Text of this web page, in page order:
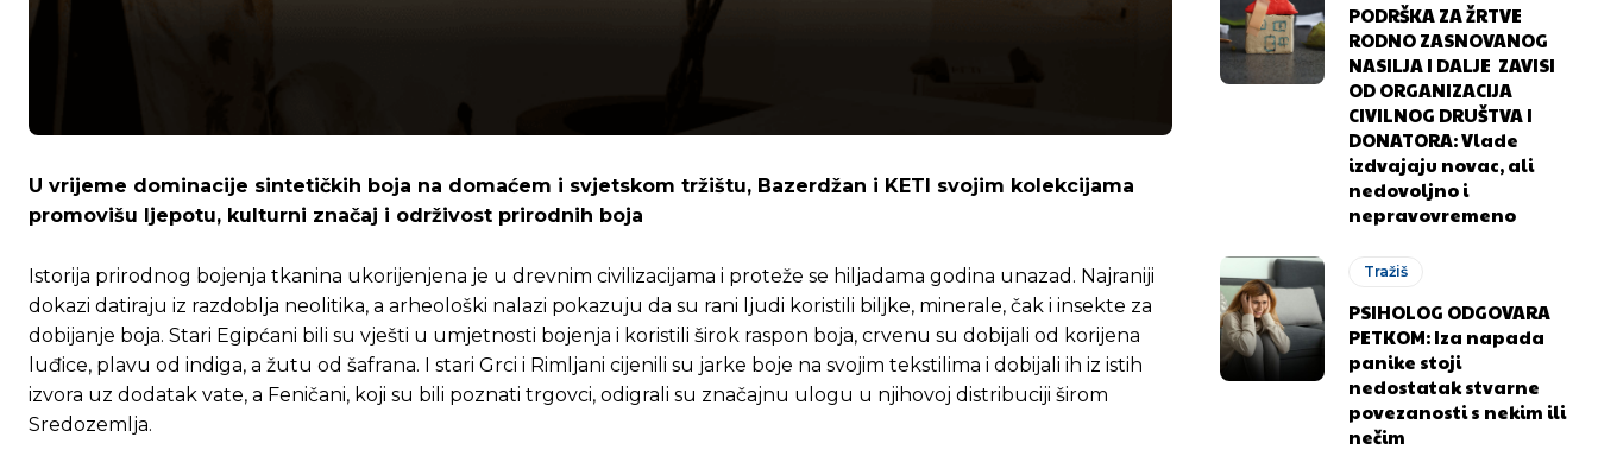
U vrijeme dominacije sintetičkih boja na domaćem i svjetskom tržištu, Bazerdžan i KETI svojim kolekcijama
promovišu ljepotu, kulturni značaj i održivost prirodnih boja
Istorija prirodnog bojenja tkanina ukorijenjena je u drevnim civilizacijama i proteže se hiljadama godina unazad. Najraniji
dokazi datiraju iz razdoblja neolitika, a arheološki nalazi pokazuju da su rani ljudi koristili biljke, minerale, čak i insekte za
dobijanje boja. Stari Egipćani bili su vješti u umjetnosti bojenja i koristili širok raspon boja, crvenu su dobijali od korijena
luđice, plavu od indiga, a žutu od šafrana. I stari Grci i Rimljani cijenili su jarke boje na svojim tekstilima i dobijali ih iz istih
izvora uz dodatak vate, a Feničani, koji su bili poznati trgovci, odigrali su značajnu ulogu u njihovoj distribuciji širom
Sredozemlja.
PODRŠKA ZA ŽRTVE
RODNO ZASNOVANOG
NASILJA I DALJE ZAVISI
OD ORGANIZACIJA
CIVILNOG DRUŠTVA I
DONATORA: Vlade
izdvajaju novac, ali
nedovoljno i
nepravovremeno
Tražiš
PSIHOLOG ODGOVARA
PETKOM: Iza napada
panike stoji
nedostatak stvarne
povezanosti s nekim ili
nečim